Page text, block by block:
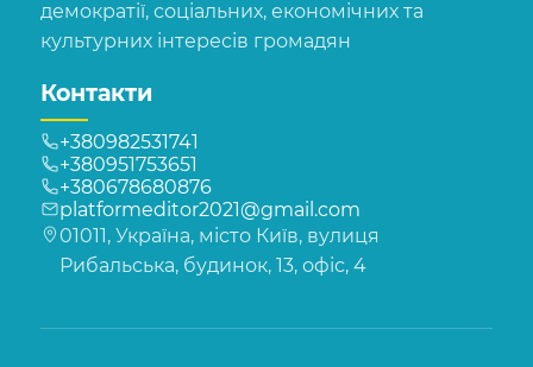
демократії, соціальних, економічних та
культурних інтересів громадян
Контакти
+380982531741
+380951753651
+380678680876
platformeditor2021@gmail.com
01011, Україна, місто Київ, вулиця
Рибальська, будинок, 13, офіс, 4